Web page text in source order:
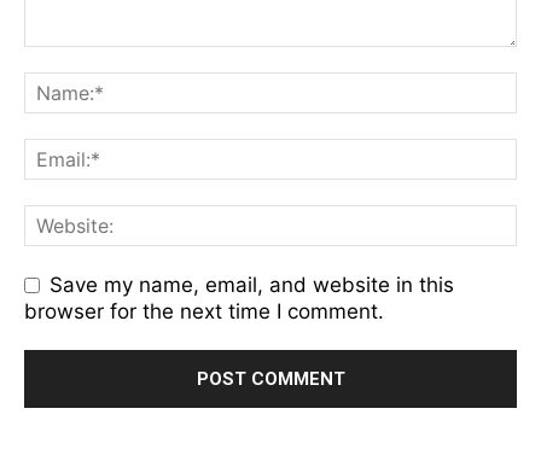
Save my name, email, and website in this
browser for the next time I comment.